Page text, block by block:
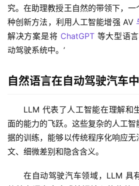
究。在助理教授王自然的带领下，
种创新方法，利用人工智能增强 AV
解决方案是将 ChatGPT 等大型语
动驾驶系统中。’
自然语言在自动驾驶汽车
LLM 代表了人工智能在理解和
面的能力的飞跃。这些复杂的人工
据的训练，能够以传统程序化响应
文、细微差别和隐含含义。
在自动驾驶汽车领域，LLM 具